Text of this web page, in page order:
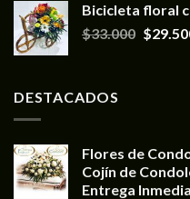
Bicicleta floral
$33.000 $
DESTACADOS
Flores de
Cojín de
Entrega